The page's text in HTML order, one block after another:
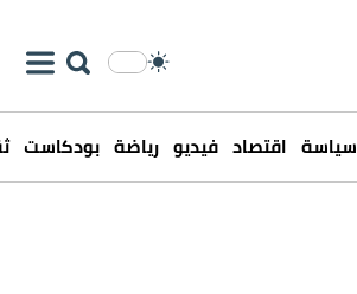
سياسة اقتصاد فيديو رياضة بودكاست